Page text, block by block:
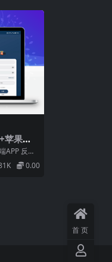
，实现...
苹果双
+源码
APP 反编
广告
自带一起
0.00
首页